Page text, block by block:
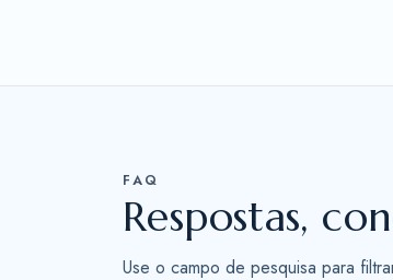
FAQ
Respostas,
Use o campo de pesquisa para